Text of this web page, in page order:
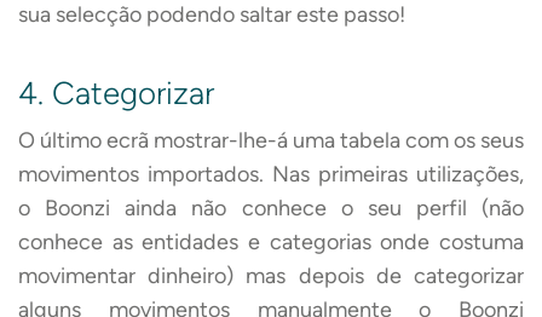
sua selecção podendo saltar este passo!
4. Categorizar
O último ecrã mostrar-lhe-á uma tabela com os seus
movimentos importados. Nas primeiras utilizações,
o Boonzi ainda não conhece o seu perfil (não
conhece as entidades e categorias onde costuma
movimentar dinheiro) mas depois de categorizar
alguns movimentos manualmente o Boonzi